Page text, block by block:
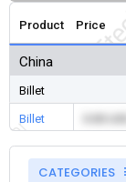
Product Price
China
Billet
Billet
CATEGORIES